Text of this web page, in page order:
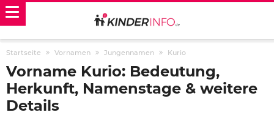
Startseite Vornamen Jungennamen Kurio
Vorname Kurio: Bedeutung,
Herkunft, Namenstage & weitere
Details